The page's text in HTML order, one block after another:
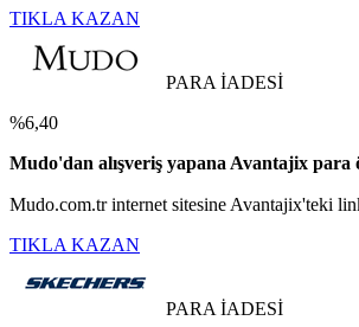
TIKLA KAZAN
PARA İADESİ
%6,40
Mudo'dan alışveriş yapana Avantajix para
Mudo.com.tr internet sitesine Avantajix'teki
TIKLA KAZAN
PARA İADESİ